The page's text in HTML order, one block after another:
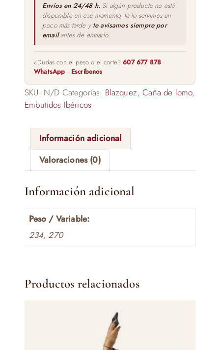
Envíos en 24/48 h. Si algún producto no está
disponible en ese momento, te lo servimos un
poco más tarde y te avisamos siempre por
emailantes de enviarlo.
¿Dudas con el peso o el corte?607 677 878 ·
WhatsApp · Escríbenos
SKU: N/D Categorías: Blazquez,Caña de lomo,
Embutidos Ibéricos
Información adicional
Valoraciones (0)
Información adicional
Peso / Variable:
234, 270
Productos relacionados